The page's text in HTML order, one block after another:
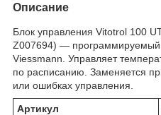
Описание
Блок управления Vitotrol 100
Z007694) — программируемый
Viessmann. Управляет
по расписанию. Заменяется
или ошибках управления.
Артикул